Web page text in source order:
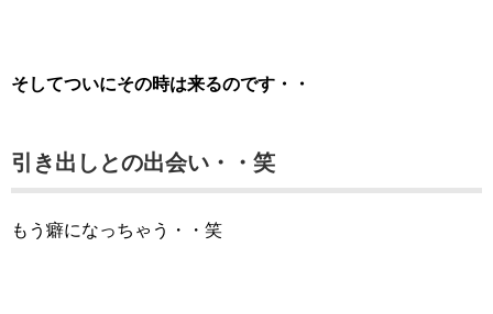
そしてついにその時は来るのです・・
引き出しとの出会い・・笑
もう癖になっちゃう・・笑